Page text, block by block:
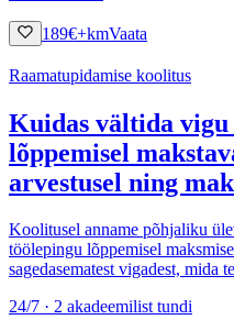
189€+kmVaata
Raamatupidamise koolitus
Kuidas vältida vigu
lõppemisel
arvestusel ning
Koolitusel anname põhjaliku
töölepingu lõppemisel
sagedasematest vigadest, mida
24/7 · 2 akadeemilist tundi